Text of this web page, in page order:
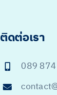
ติดต่อเรา
089